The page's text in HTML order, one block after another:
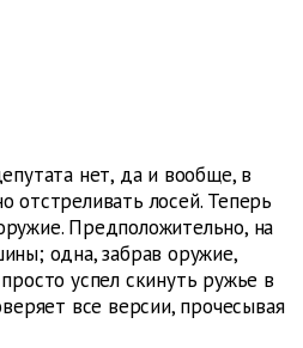
нет, да и вообще, в
отстреливать лосей. Теперь
Предположительно, на
одна, забрав оружие,
успел скинуть ружье в
все версии, прочесывая